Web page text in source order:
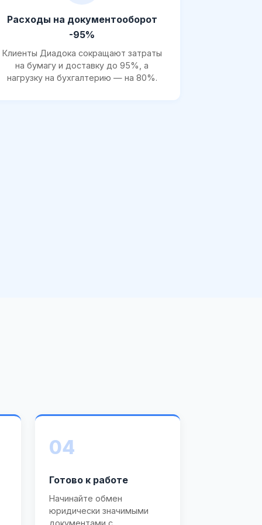
Расходы на документооборот
-95%
Клиенты Диадока сокращают затраты
на бумагу и доставку до 95%, а
нагрузку на бухгалтерию — на 80%.
04
Готово к работе
Начинайте обмен
юридически значимыми
документами с